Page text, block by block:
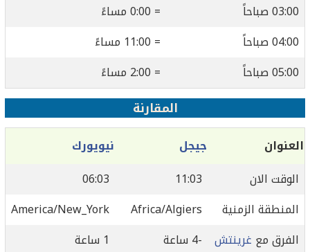
03:00 صباحاً
= 0:00 مساءً
04:00 صباحاً
= 11:00 مساءً
05:00 صباحاً
= 2:00 مساءً
المقارنة
العنوان جيجل
نيويورك
الوقت الان
11:03
06:03
المنطقة الزمنية
Africa/Algiers
America/New_York
الفرق مع غرينتش -4 ساعة
1 ساعة